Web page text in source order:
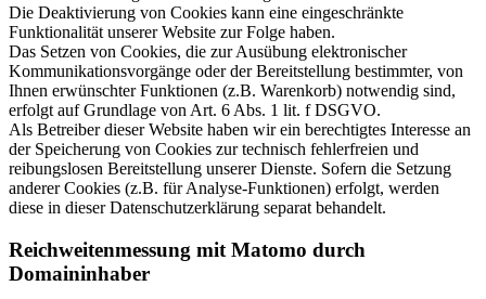
Die Deaktivierung von Cookies kann eine eingeschränkte
Funktionalität unserer Website zur Folge haben.
Das Setzen von Cookies, die zur Ausübung elektronischer
Kommunikationsvorgänge oder der Bereitstellung bestimmter, von
Ihnen erwünschter Funktionen (z.B. Warenkorb) notwendig sind,
erfolgt auf Grundlage von Art. 6 Abs. 1 lit. f DSGVO.
Als Betreiber dieser Website haben wir ein berechtigtes Interesse an
der Speicherung von Cookies zur technisch fehlerfreien und
reibungslosen Bereitstellung unserer Dienste. Sofern die Setzung
anderer Cookies (z.B. für Analyse-Funktionen) erfolgt, werden
diese in dieser Datenschutzerklärung separat behandelt.
Reichweitenmessung mit Matomo durch
Domaininhaber